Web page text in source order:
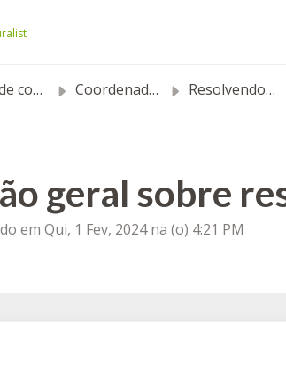
Coordenadores Resolvendo sinalizações de táxons
geral sobre
em Qui, 1 Fev, 2024 na (o) 4:21 PM